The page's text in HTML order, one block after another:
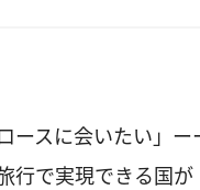
ースに会いたい」
で実現できる国が